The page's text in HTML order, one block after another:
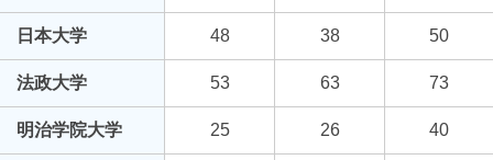
日本大学 48 38 50
法政大学 53 63 73
明治学院大学 25 26 40